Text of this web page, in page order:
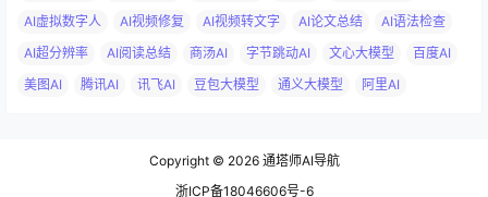
AI虚拟数字人
AI视频修复 AI视频转文字 AI论文总结
AI语法检查
AI超分辨率
AI阅读总结 商汤AI 字节跳动AI 文心大模型
百度AI
美图AI
腾讯AI 讯飞AI 豆包大模型 通义大模型 阿里AI
Copyright © 2026通塔师AI导航
浙ICP备18046606号-6